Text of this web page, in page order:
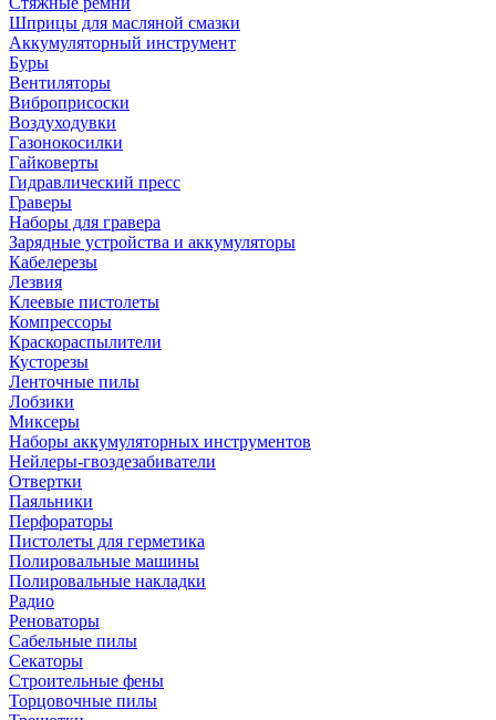
Шприцы для масляной смазки
Аккумуляторный инструмент
Буры
Вентиляторы
Виброприсоски
Воздуходувки
Газонокосилки
Гайковерты
Гидравлический пресс
Граверы
Наборы для гравера
Зарядные устройства и аккумуляторы
Кабелерезы
Лезвия
Клеевые пистолеты
Компрессоры
Краскораспылители
Кусторезы
Ленточные пилы
Лобзики
Миксеры
Наборы аккумуляторных инструментов
Нейлеры-гвоздезабиватели
Отвертки
Паяльники
Перфораторы
Пистолеты для герметика
Полировальные машины
Полировальные накладки
Радио
Реноваторы
Сабельные пилы
Секаторы
Строительные фены
Торцовочные пилы